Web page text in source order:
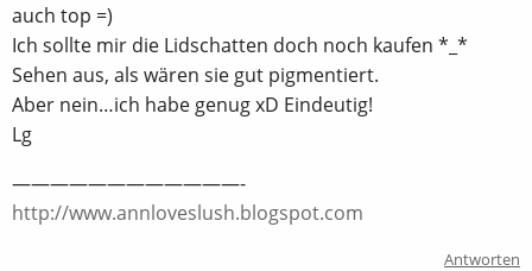
auch top =)
Ich sollte mir die Lidschatten doch noch kaufen *_*
Sehen aus, als wären sie gut pigmentiert.
Aber nein…ich habe genug xD Eindeutig!
Lg
————————————-
http://www.annloveslush.blogspot.com
Antworten